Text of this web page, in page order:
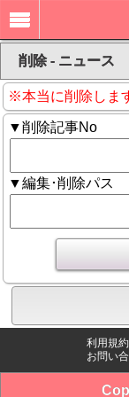
削除 - ニュース
※本当に削除しま
▼削除記事No
▼編集･削除パス
利用規約
お問い